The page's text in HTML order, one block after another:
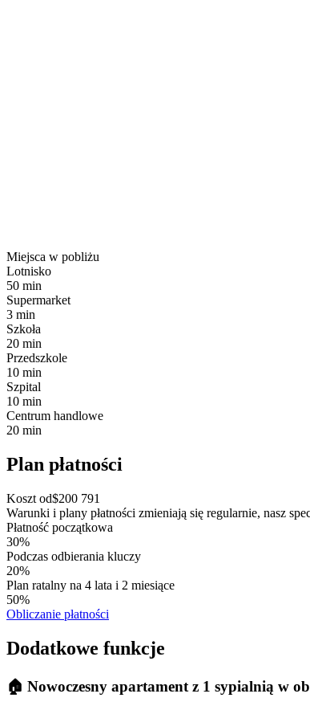
Miejsca w pobliżu
Lotnisko
50 min
Supermarket
3 min
Szkoła
20 min
Przedszkole
10 min
Szpital
10 min
Centrum handlowe
20 min
Plan płatności
Koszt od$200 791
Warunki i plany płatności zmieniają się regularnie, nasz
Płatność początkowa
30%
Podczas odbierania kluczy
20%
Plan ratalny na 4 lata i 2 miesiące
50%
Obliczanie płatności
Dodatkowe funkcje
🏠 Nowoczesny apartament z 1 sypialnią w